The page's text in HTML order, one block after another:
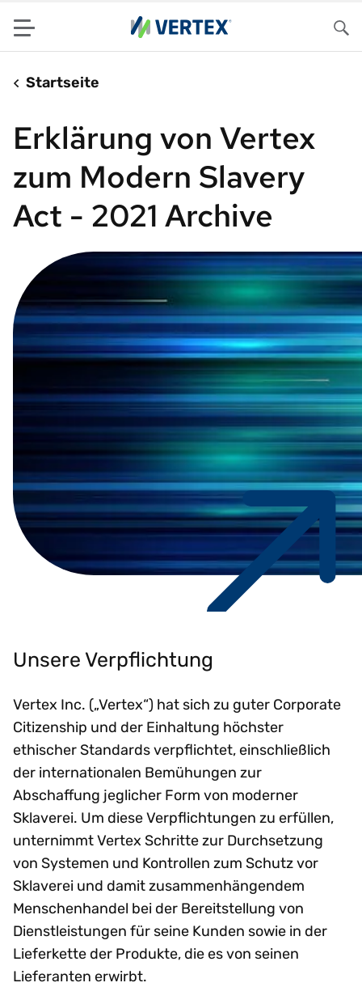
Menu
Startseite
Erklärung von Vertex
zum Modern Slavery
Act - 2021 Archive
Unsere Verpflichtung
Vertex Inc. („Vertex“) hat sich zu guter Corporate
Citizenship und der Einhaltung höchster
ethischer Standards verpflichtet, einschließlich
der internationalen Bemühungen zur
Abschaffung jeglicher Form von moderner
Sklaverei. Um diese Verpflichtungen zu erfüllen,
unternimmt Vertex Schritte zur Durchsetzung
von Systemen und Kontrollen zum Schutz vor
Sklaverei und damit zusammenhängendem
Menschenhandel bei der Bereitstellung von
Dienstleistungen für seine Kunden sowie in der
Lieferkette der Produkte, die es von seinen
Lieferanten erwirbt.